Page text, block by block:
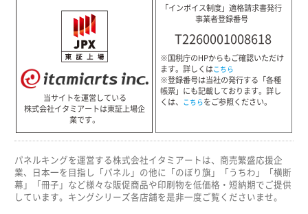
当サイトを運営している
株式会社イタミアートは東証上場企
業です。
「インボイス制度」適格請求書発行
事業者登録番号
T2260001008618
※国税庁のHPからもご確認いただけ
ます。詳しくはこちら
※登録番号は当社の発行する「各種
帳票」にも記載しております。詳し
くは、 こちらをご参照ください。
パネルキングを運営する株式会社イタミアートは、商売繁盛応援企
業、日本一を目指し「パネル」の他に「のぼり旗」「うちわ」「横断
幕」「冊子」など様々な販促商品や印刷物を低価格・短納期でご提供
しています。キングシリーズ各店舗を是非一度ご覧くださいませ。